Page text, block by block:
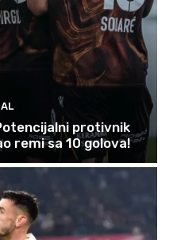
protivnik
remi sa 10 golova!